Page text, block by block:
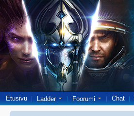
Etusivu Ladder Foorumi Chat